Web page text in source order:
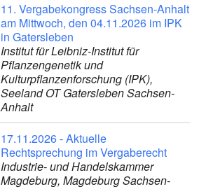
11. Vergabekongress Sachsen-Anhalt
am Mittwoch, den 04.11.2026 im IPK
in Gatersleben
Institut für Leibniz-Institut für
Pflanzengenetik und
Kulturpflanzenforschung (IPK),
Seeland OT Gatersleben Sachsen-
Anhalt
17.11.2026 - Aktuelle
Rechtsprechung im Vergaberecht
Industrie- und Handelskammer
Magdeburg, Magdeburg Sachsen-